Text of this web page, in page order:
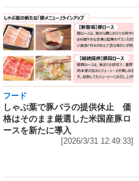
フード
しゃぶ葉で豚バラの提供休止 価
格はそのまま厳選した米国産豚ロ
ースを新たに導入
[2026/3/31 12:49:33]